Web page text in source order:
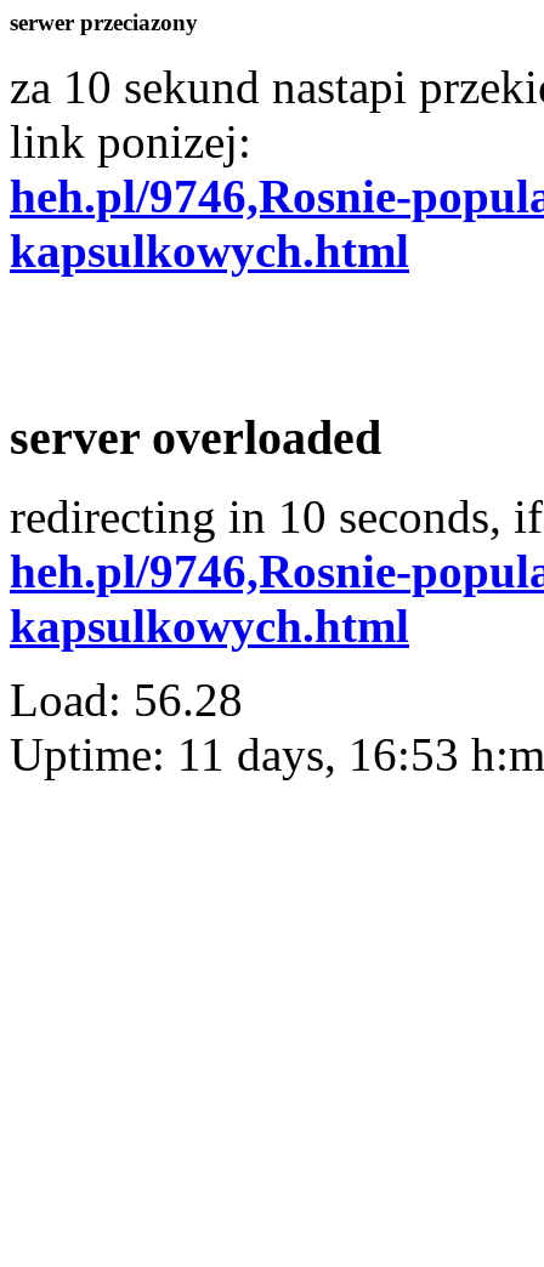
serwer przeciazony
za 10 sekund nastapi
link ponizej:
heh.pl/9746,Rosnie-
kapsulkowych.html
server overloaded
redirecting in 10 seconds,
heh.pl/9746,Rosnie-
kapsulkowych.html
Load: 56.28
Uptime: 11 days, 16:53 h:m